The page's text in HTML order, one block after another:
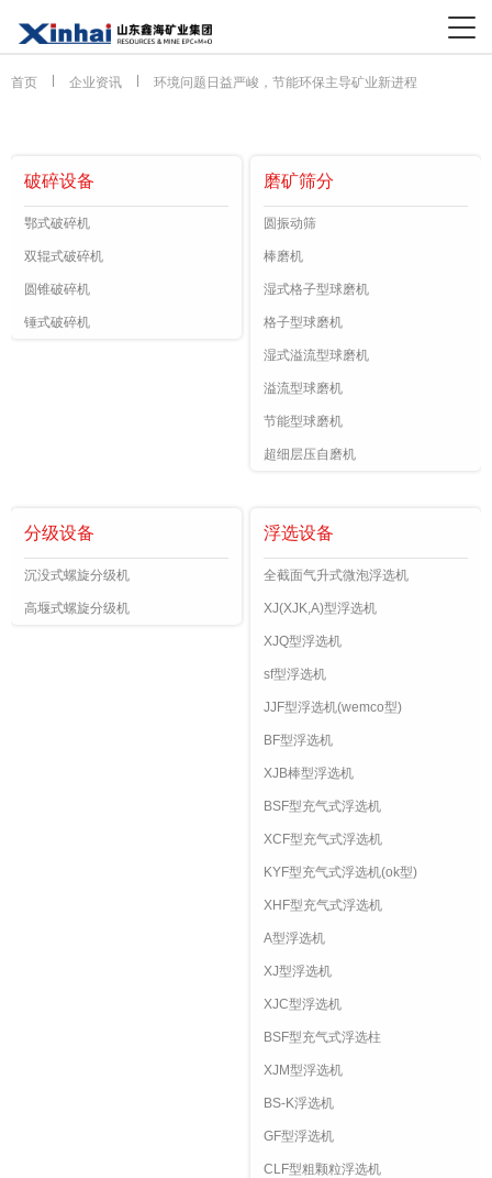
首页 企业资讯 环境问题日益严峻，节能环保主导矿业新进程
破碎设备
鄂式破碎机
双辊式破碎机
圆锥破碎机
锤式破碎机
磨矿筛分
圆振动筛
棒磨机
湿式格子型球磨机
格子型球磨机
湿式溢流型球磨机
溢流型球磨机
节能型球磨机
超细层压自磨机
分级设备
沉没式螺旋分级机
高堰式螺旋分级机
浮选设备
全截面气升式微泡浮选机
XJ(XJK,A)型浮选机
XJQ型浮选机
sf型浮选机
JJF型浮选机(wemco型)
BF型浮选机
XJB棒型浮选机
BSF型充气式浮选机
XCF型充气式浮选机
KYF型充气式浮选机(ok型)
XHF型充气式浮选机
A型浮选机
XJ型浮选机
XJC型浮选机
BSF型充气式浮选柱
XJM型浮选机
BS-K浮选机
GF型浮选机
CLF型粗颗粒浮选机